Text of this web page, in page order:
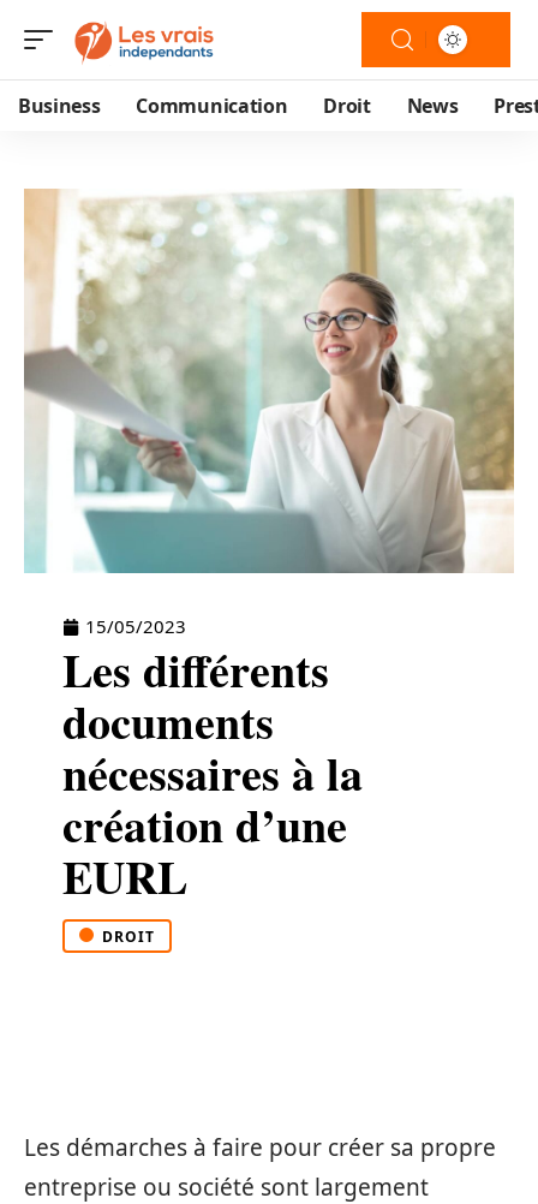
Business Communication Droit News
15/05/2023
Les différents
documents
nécessaires à la
création d’une
EURL
DROIT
Les démarches à faire pour créer sa propre
entreprise ou société sont largement